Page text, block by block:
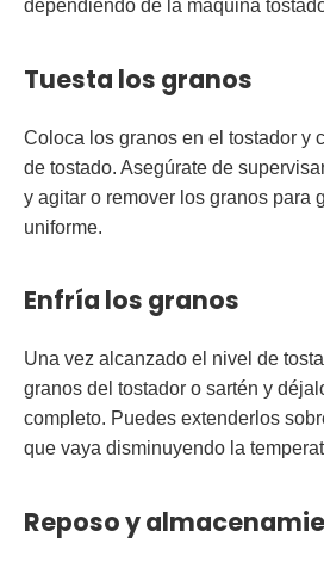
dependiendo de la máquina
Tuesta los granos
Coloca los granos en el tostador y
de tostado. Asegúrate de
y agitar o remover los granos para
uniforme.
Enfría los granos
Una vez alcanzado el nivel de
granos del tostador o sartén y
completo. Puedes extenderlos
que vaya disminuyendo la
Reposo y